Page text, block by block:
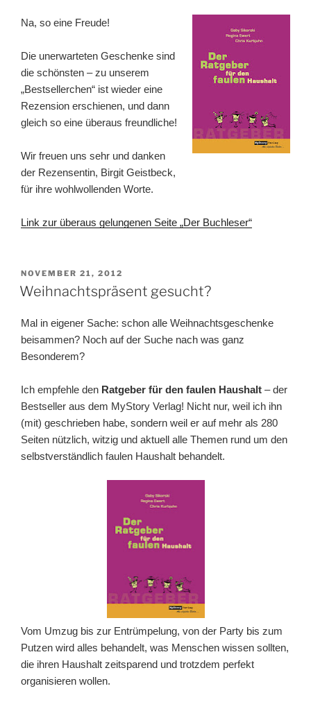
Na, so eine Freude!
Die unerwarteten Geschenke sind
die schönsten – zu unserem
„Bestsellerchen“ ist wieder eine
Rezension erschienen, und dann
gleich so eine überaus freundliche!
Wir freuen uns sehr und danken
der Rezensentin, Birgit Geistbeck,
für ihre wohlwollenden Worte.
Link zur überaus gelungenen Seite „Der Buchleser“
VERÖFFENTLICHT
AM
NOVEMBER 21, 2012
Weihnachtspräsent gesucht?
Mal in eigener Sache: schon alle Weihnachtsgeschenke
beisammen? Noch auf der Suche nach was ganz
Besonderem?
Ich empfehle den Ratgeber für den faulen Haushalt – der
Bestseller aus dem MyStory Verlag! Nicht nur, weil ich ihn
(mit) geschrieben habe, sondern weil er auf mehr als 280
Seiten nützlich, witzig und aktuell alle Themen rund um den
selbstverständlich faulen Haushalt behandelt.
Vom Umzug bis zur Entrümpelung, von der Party bis zum
Putzen wird alles behandelt, was Menschen wissen sollten,
die ihren Haushalt zeitsparend und trotzdem perfekt
organisieren wollen.